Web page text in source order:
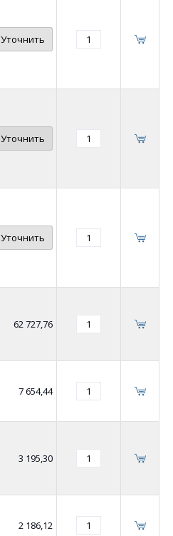
Уточнить
Уточнить
Уточнить
62 727,76
7 654,44
3 195,30
2 186,12